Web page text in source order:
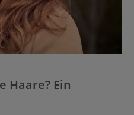
Haare? Ein